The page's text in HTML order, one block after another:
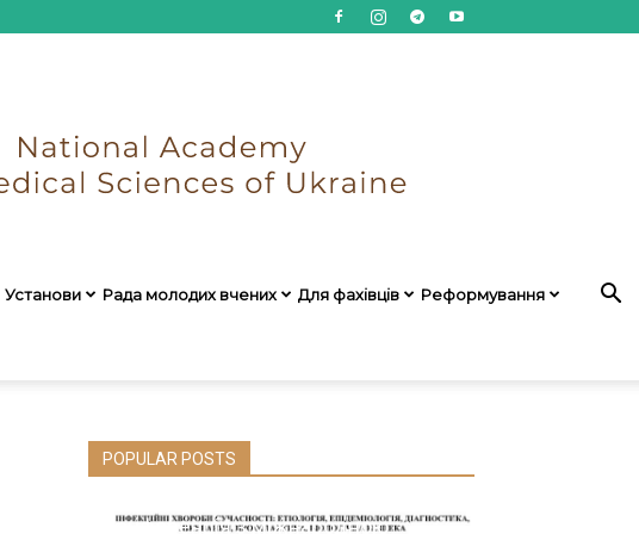
Установи Рада молодих вчених Для фахівців Реформування
POPULAR POSTS
конференція з міжнародною